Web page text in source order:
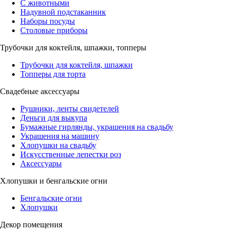
С животными
Надувной подстаканник
Наборы посуды
Столовые приборы
Трубочки для коктейля, шпажки, топперы
Трубочки для коктейля, шпажки
Топперы для торта
Свадебные аксессуары
Рушники, ленты свидетелей
Деньги для выкупа
Бумажные гирлянды, украшения на свадьбу
Украшения на машину
Хлопушки на свадьбу
Искусственные лепестки роз
Аксессуары
Хлопушки и бенгальские огни
Бенгальские огни
Хлопушки
Декор помещения